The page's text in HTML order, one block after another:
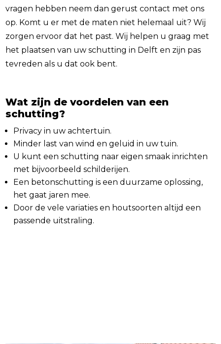
vragen hebben neem dan gerust contact met ons
op. Komt u er met de maten niet helemaal uit? Wij
zorgen ervoor dat het past. Wij helpen u graag met
het plaatsen van uw schutting in Delft en zijn pas
tevreden als u dat ook bent.
Wat zijn de voordelen van een
schutting?
Privacy in uw achtertuin.
Minder last van wind en geluid in uw tuin.
U kunt een schutting naar eigen smaak inrichten
met bijvoorbeeld schilderijen.
Een betonschutting is een duurzame oplossing,
het gaat jaren mee.
Door de vele variaties en houtsoorten altijd een
passende uitstraling.